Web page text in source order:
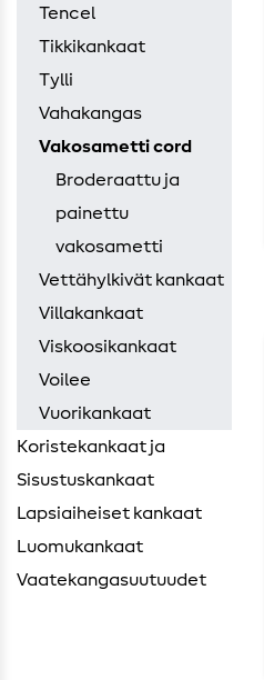
Tencel
Tikkikankaat
Tylli
Vahakangas
Vakosametti cord
Broderaattu ja
painettu
vakosametti
Vettähylkivät kankaat
Villakankaat
Viskoosikankaat
Voilee
Vuorikankaat
Koristekankaat ja
Sisustuskankaat
Lapsiaiheiset kankaat
Luomukankaat
Vaatekangasuutuudet